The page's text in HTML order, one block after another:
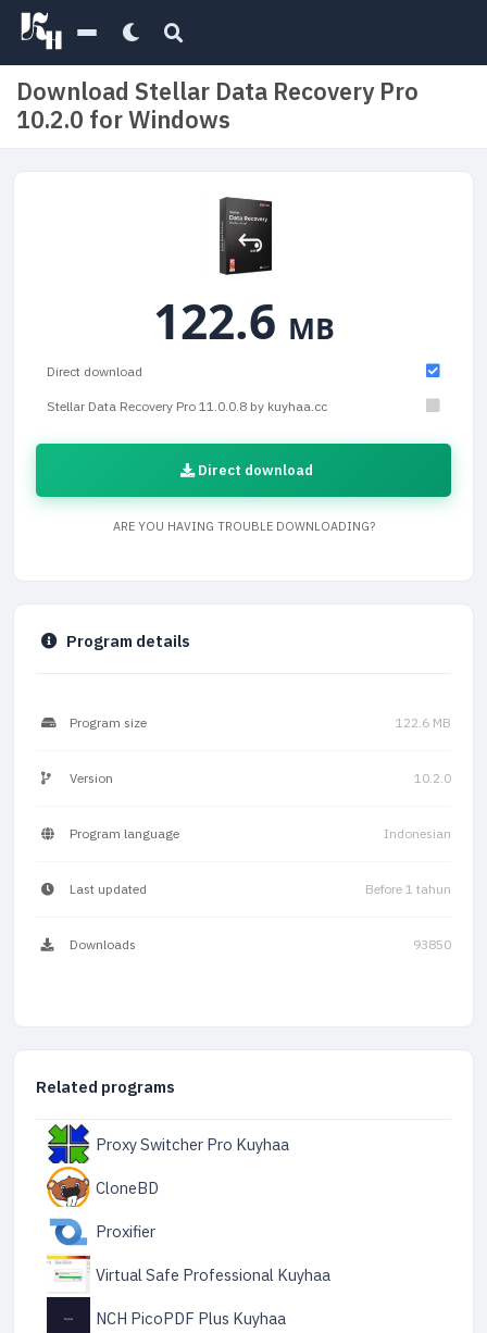
Download Stellar Data Recovery Pro
10.2.0 for Windows
122.6 MB
Direct download
Stellar Data Recovery Pro 11.0.0.8 by kuyhaa.cc
Direct download
ARE YOU HAVING TROUBLE DOWNLOADING?
Program details
Program size 122.6 MB
Version 10.2.0
Program language Indonesian
Last updated Before 1 tahun
Downloads 93850
Related programs
Proxy Switcher Pro Kuyhaa
CloneBD
Proxifier
Virtual Safe Professional Kuyhaa
NCH PicoPDF Plus Kuyhaa